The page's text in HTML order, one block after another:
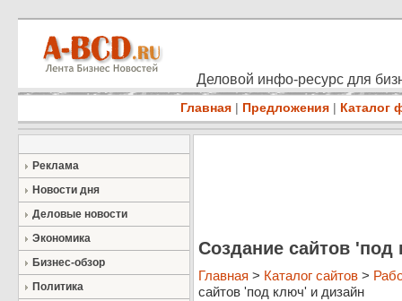
Деловой инфо-ресурс для
Главная | Предложения | Каталог
Реклама
Новости дня
Деловые новости
Экономика
Бизнес-обзор
Политика
Создание сайтов 'под
Главная > Каталог сайтов >
сайтов 'под ключ' и дизайн